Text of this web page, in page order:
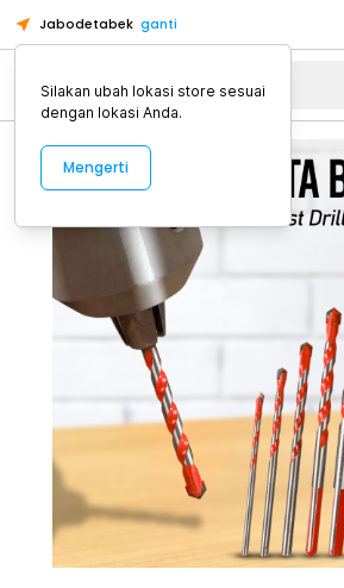
Jabodetabek ganti
Alat Kopi
Silakan ubah lokasi store sesuai
dengan lokasi Anda.
Mengerti